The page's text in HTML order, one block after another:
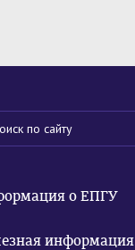
о ЕПГУ
информация